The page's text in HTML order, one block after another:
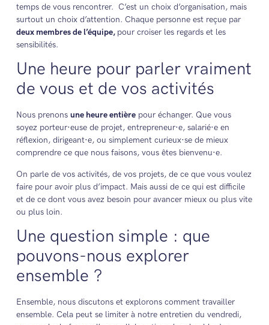
temps de vous rencontrer. C’est un choix d’organisation, mais
surtout un choix d’attention. Chaque personne est reçue par
deux membres de l’équipe, pour croiser les regards et les
sensibilités.
Une heure pour parler vraiment
de vous et de vos activités
Nous prenons une heure entièrepour échanger. Que vous
soyez porteur·euse de projet, entrepreneur·e, salarié·e en
réflexion, dirigeant·e, ou simplement curieux·se de mieux
comprendre ce que nous faisons, vous êtes bienvenu·e.
On parle de vos activités, de vos projets, de ce que vous voulez
faire pour avoir plus d’impact. Mais aussi de ce qui est difficile
et de ce dont vous avez besoin pour avancer mieux ou plus vite
ou plus loin.
Une question simple : que
pouvons-nous explorer
ensemble ?
Ensemble, nous discutons et explorons comment travailler
ensemble. Cela peut se limiter à notre entretien du vendredi,